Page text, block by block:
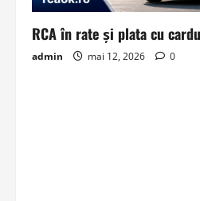
RCA în rate și plata cu
admin mai 12, 2026 0